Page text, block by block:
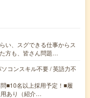
い、スグできる仕事からス
方も、皆さん問題…
コンスキル不要 / 英語力不
■10名以上採用予定！■履
あり（紹介…